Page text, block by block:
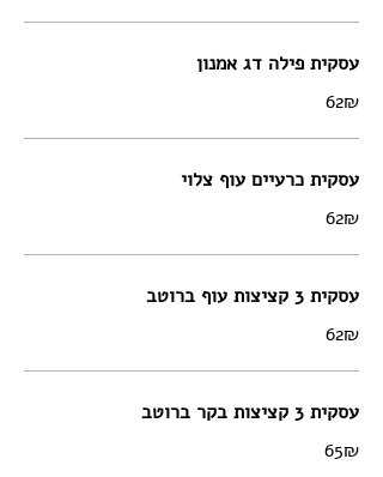
עסקית פילה דג אמנון
‏62 ‏₪
עסקית כרעיים עוף צלוי
‏62 ‏₪
עסקית 3 קציצות עוף ברוטב
‏62 ‏₪
עסקית 3 קציצות בקר ברוטב
‏65 ‏₪